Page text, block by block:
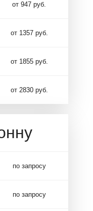
от 947 руб.
от 1357 руб.
от 1855 руб.
от 2830 руб.
по запросу
по запросу